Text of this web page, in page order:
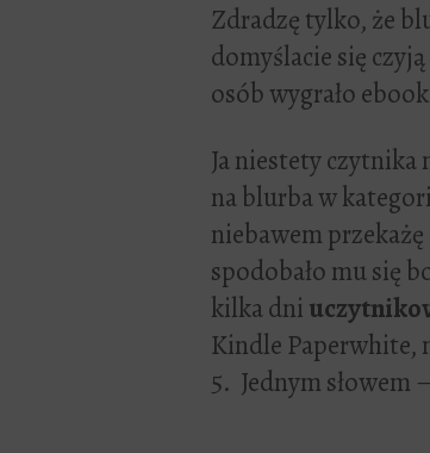
Zdradzę tylko, że
domyślacie się
osób wygrało
Ja niestety czytnika
na blurba w
niebawem
spodobało mu się
kilka dni
Kindle Paperwhite,
5. Jednym słowem –